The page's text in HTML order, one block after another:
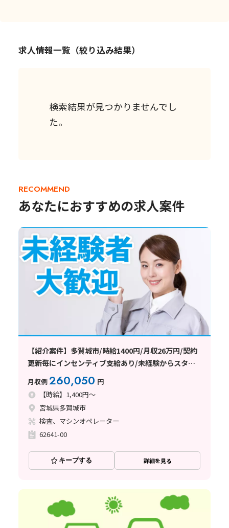
求人情報一覧（絞り込み結果）
検索結果が見つかりませんでし
た。
RECOMMEND
あなたにおすすめの求人案件
【紹介案件】多賀城市/時給1400円/月収26万円/契約
更新毎にインセンティブ支給あり/未経験からスター
月収例260,050 円
【時給】1,400円～
宮城県多賀城市
検査、マシンオペレーター
62641-00
キープする 詳細を見る